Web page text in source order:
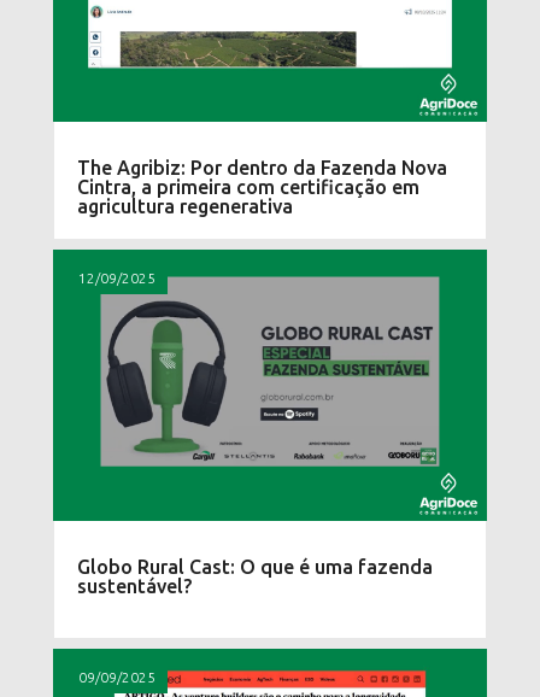
The Agribiz: Por dentro da Fazenda Nova
Cintra, a primeira com certificação em
agricultura regenerativa
Globo Rural Cast: O que é uma fazenda
sustentável?
12/09/2025
09/09/2025